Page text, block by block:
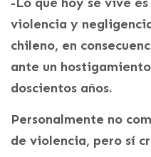
violencia y
chileno, en
ante un
doscientos años.
Personalmente no
de violencia, pero sí